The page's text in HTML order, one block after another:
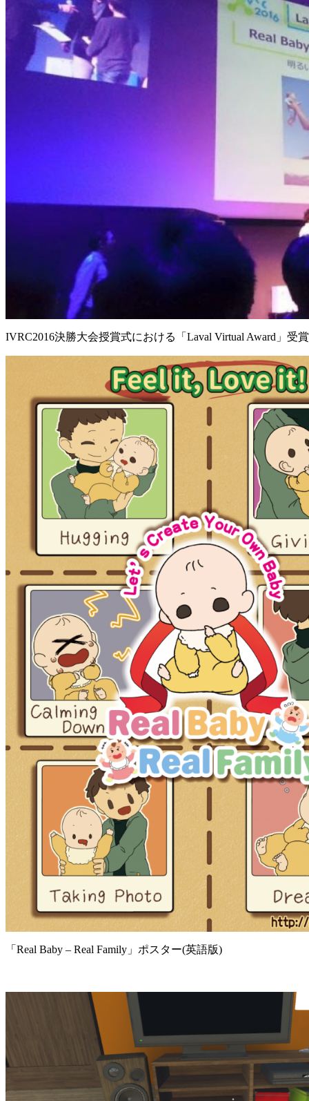
IVRC2016決勝大会授賞式における「Laval Virtual Award」受賞
「Real Baby – Real Family」ポスター(英語版)